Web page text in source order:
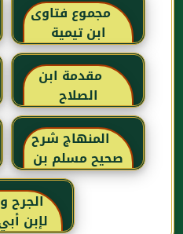
مجموع فتاوى
ابن تيمية
مقدمة ابن
الصلاح
المنهاج شرح
صحيح مسلم بن
الحجاج
الجرح
لإبن